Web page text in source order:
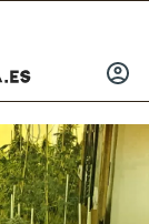
INICIAR